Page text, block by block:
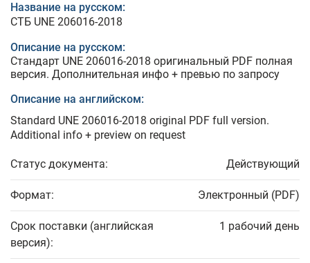
Название на русском:
СТБ UNE 206016-2018
Описание на русском:
Стандарт UNE 206016-2018 оригинальный PDF полная
версия. Дополнительная инфо + превью по запросу
Описание на английском:
Standard UNE 206016-2018 original PDF full version.
Additional info + preview on request
Статус документа: Действующий
Формат: Электронный (PDF)
Срок поставки (английская
версия):
1 рабочий день